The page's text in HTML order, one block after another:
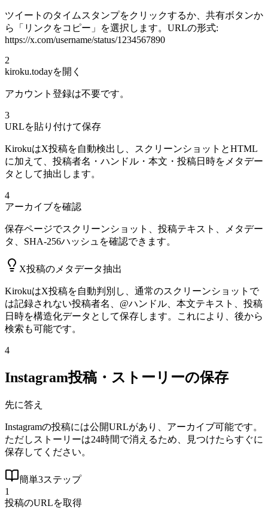
ツイートのタイムスタンプをクリックするか、共有ボタンか
ら「リンクをコピー」を選択します。URLの形式:
https://x.com/username/status/1234567890
2
kiroku.todayを開く
アカウント登録は不要です。
3
URLを貼り付けて保存
KirokuはX投稿を自動検出し、スクリーンショットとHTML
に加えて、投稿者名・ハンドル・本文・投稿日時をメタデー
タとして抽出します。
4
アーカイブを確認
保存ページでスクリーンショット、投稿テキスト、メタデー
タ、SHA-256ハッシュを確認できます。
X投稿のメタデータ抽出
KirokuはX投稿を自動判別し、通常のスクリーンショットで
は記録されない投稿者名、@ハンドル、本文テキスト、投稿
日時を構造化データとして保存します。これにより、後から
検索も可能です。
4
Instagram投稿・ストーリーの保存
先に答え
Instagramの投稿には公開URLがあり、アーカイブ可能です。
ただしストーリーは24時間で消えるため、見つけたらすぐに
保存してください。
簡単3ステップ
1
投稿のURLを取得